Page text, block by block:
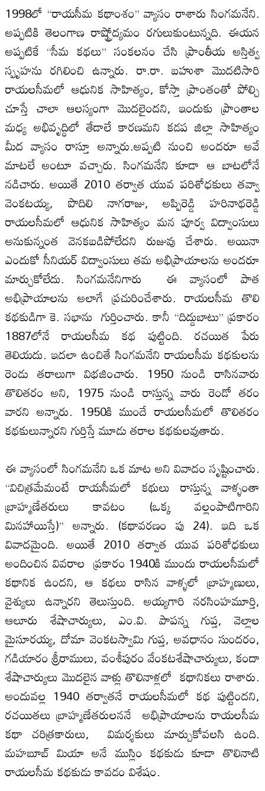
1998లో ‘‘రాయసీమ కథాంశం’’ వ్యాసం రాశారు సింగమనేని.
అప్పటికి తెలంగాణ రాష్ట్రోద్యమం రగులుకుంటున్నది. ఈయన
అప్పటికే ‘‘సీమ కథలు’’ సంకల‌నం చేసి ప్రాంతీయ అస్తిత్వ
స్పృహను రగిలించి ఉన్నారు. రా.రా. బహుశా మొదటిసారి
రాయల‌సీమలో ఆధునిక సాహిత్యం, కోస్తా ప్రాంతంతో పోల్చి
చూస్తే చాలా ఆల‌స్యంగా మొదలైందని, ఇందుకు ప్రాంతాల‌
మధ్య అభివృద్ధిలో తేడాలే కారణమని కడప జిల్లా సాహిత్యం
మీద వ్యాసం రాస్తూ అన్నారు.అప్పటి నుంచి అందరూ అవే
మాటలే అంటూ వచ్చారు. సింగమనేని కూడా ఆ బాటలోనే
నడిచారు. అయితే 2010 తర్వాత యువ పరిశోధకులు తవ్వా
వెంకటయ్య, పొదిలి నాగరాజు, అప్పిరెడ్డి హరినాథరెడ్డి
రాయల‌సీమలో ఆధునిక సాహిత్యం మన పూర్వ విద్వాంసులు
అనుకున్నంత వెనకబడిపోలేదని రుజువు చేశారు. అయినా
ఎందుకో సీనియర్ విద్వాంసులు తమ అభిప్రాయాల‌ను అందరూ
మార్చుకోలేదు. సింగమనేనిగారు ఈ వ్యాసంలో పాత
అభిప్రాయాల‌ను అలాగే ప్రచురించేశారు. రాయల‌సీమ తొలి
కథకుడిగా కె. సభాను గుర్తించారు. కానీ ‘‘దిద్దుబాటు’’ ప్రకారం
1887లోనే రాయల‌సీమ కథ పుట్టింది. రచయిత పేరు
తెలియదు. ఇదలా ఉంచితే సింగమనేని రాయల‌సీమ కథకుల‌ను
రెండు తరాలుగా విభజించారు. 1950 నుండి రాసినవారు
తొలితరం అని, 1975 నుండి రాస్తున్న వారు రెండో తరం
వారని అన్నారు. 1950కి ముందే రాయల‌సీమలో తొలితరం
కథకులున్నారని గుర్తిస్తే మూడు తరాల‌ కథకుల‌వుతారు.
ఈ వ్యాసంలో సింగమనేని ఒక మాట అని వివాదం సృష్టించారు.
‘‘విచిత్రమేమంటే రాయసీమలో కథులు రాస్తున్న వాళ్ళంతా
బ్రాహ్మణేతరులు కావటం (ఒక్క వ‌ల్లంపాటిగారిని
మినహాయిస్తే)’’ అన్నారు. (కథావరణం పు 24). ఇది ఒక
వివాదమైంది. అయితే 2010 తర్వాత యువ పరిశోధకులు
అందించిన వివరాల ప్రకారం 1940కి ముందు రాయల‌సీమలో
కథానిక ఉందని, ఆ కథలు రాసిన వాళ్ళలో బ్రాహ్మణులు,
వైశ్యులు ఉన్నారని తెలుస్తుంది. అయ్యగారి నరసింహమూర్తి,
ఆలూరు శేషాచార్యులు, ఎం.వి. పాపన్న గుప్త, వెల్లాల‌
మైసూరయ్య, దోమా వెంకటస్వామి గుప్త, అవధానం సుందరం,
గడియారం శ్రీరాములు, వంశీపురం వేంకటశేషాచార్యులు, కందా
శేషాచార్యులు మొదలైన వాళ్లు తొలినాళ్లలో కథానికలు రాశారు.
అందువల్ల 1940 తర్వాతనే రాయల‌సీమలో కథ పుట్టింద‌ని,
రచయితలు బ్రాహ్మణేతరులననే అభిప్రాయాల‌ను రాయల‌సీమ
కథా చరిత్రకారులు, విమర్శకులు మార్చుకోవల‌సి ఉంది.
మహబూబ్ మియా అనే ముస్లిం కథకుడు కూడా తొలినాటి
రాయల‌సీమ కథకుడు కావడం విశేషం.